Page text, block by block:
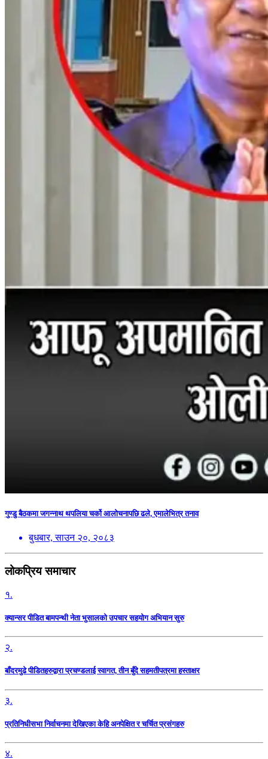
गुण्डु बैठकमा जगन्नाथ थपलिया चर्को आलोचनापछि ढले, एमालेभित्र तनाव
बुधबार, साउन २०, २०८३
लोकप्रिय समाचार
१.
क्यान्सर पीडित बामपन्थी नेता भुसालकाे उपचार सहयोग अभियान सुरु
२.
बाँदरमुढे पीडितहरुद्वारा प्रचण्डलाई स्वागत, तीन बुँदे सहमतीपत्रमा हस्ताक्षर
३.
प्रतिनिधीसभा निर्वाचनमा देखिएका केहि अनपेक्षित र चर्चित प्रसंगहरु
४.